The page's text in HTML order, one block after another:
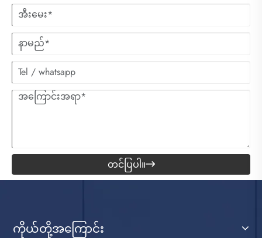
တင်ပြပါ။
ကိုယ်တို့အကြောင်း